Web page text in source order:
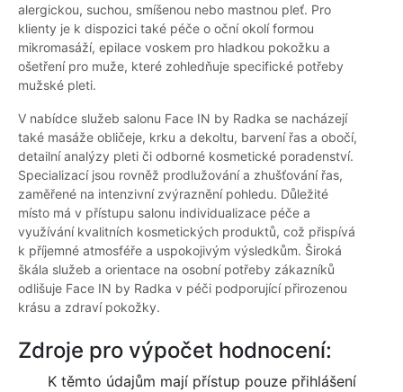
alergickou, suchou, smíšenou nebo mastnou pleť. Pro
klienty je k dispozici také péče o oční okolí formou
mikromasáží, epilace voskem pro hladkou pokožku a
ošetření pro muže, které zohledňuje specifické potřeby
mužské pleti.
V nabídce služeb salonu Face IN by Radka se nacházejí
také masáže obličeje, krku a dekoltu, barvení řas a obočí,
detailní analýzy pleti či odborné kosmetické poradenství.
Specializací jsou rovněž prodlužování a zhušťování řas,
zaměřené na intenzivní zvýraznění pohledu. Důležité
místo má v přístupu salonu individualizace péče a
využívání kvalitních kosmetických produktů, což přispívá
k příjemné atmosféře a uspokojivým výsledkům. Široká
škála služeb a orientace na osobní potřeby zákazníků
odlišuje Face IN by Radka v péči podporující přirozenou
krásu a zdraví pokožky.
Zdroje pro výpočet hodnocení:
K těmto údajům mají přístup pouze přihlášení